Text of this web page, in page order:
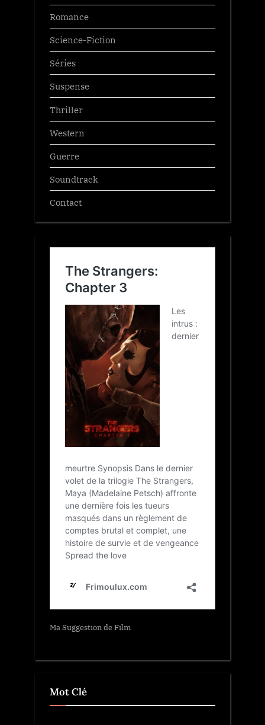
Romance
Science-Fiction
Séries
Suspense
Thriller
Western
Guerre
Soundtrack
Contact
Ma Suggestion de Film
Mot Clé